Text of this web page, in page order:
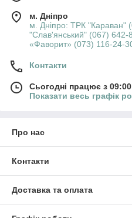
м. Дніпро
м. Дніпро: ТРК "Караван"
"Слав'янський" (067) 642-
«Фаворит» (073) 116-24-
Контакти
Сьогодні працює з
Показати весь графік
Про нас
Контакти
Доставка та оплата